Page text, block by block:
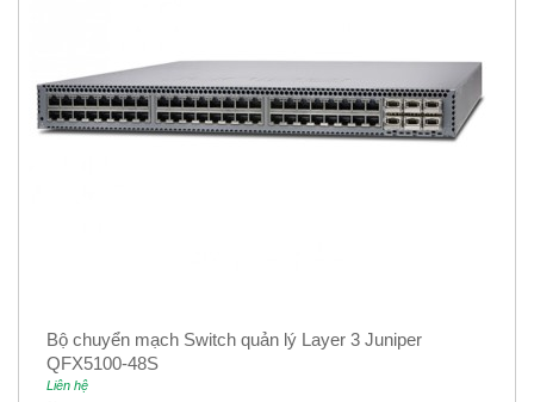
Bộ chuyển mạch Switch quản lý Layer 3 Juniper
QFX5100-48S
Liên hệ